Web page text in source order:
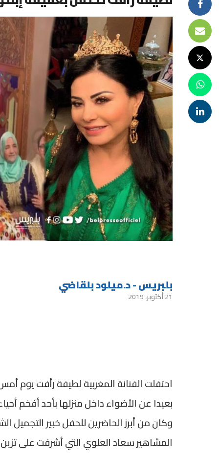
بلبريس - د.ميلود بلقاضي
21 أكتوبر، 2019
احتفلت الفنانة المغربية لطيفة رأفت يوم
بعيدا عن الأضواء داخل منزلها بأحد أفخم
وكان من أبرز الحاضرين للحفل خبير التجميل
المشاهير سعاد العلوي التي أشرفت على